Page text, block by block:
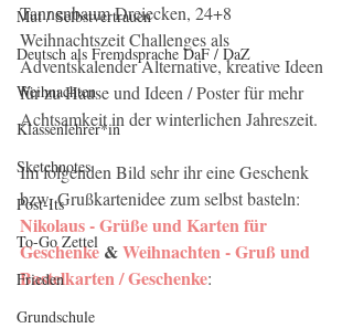
Mut / Selbstvertrauen
Deutsch als Fremdsprache DaF / DaZ
Weihnachten
Klassenlehrer*in
Sketchnotes
Post-Its
To-Go Zettel
Frieden
Grundschule
Tannenbaum Dreiecken, 24+8
Weihnachtszeit Challenges als
Adventskalender Alternative, kreative Ideen
für zu Hause und Ideen / Poster für mehr
Achtsamkeit in der winterlichen Jahreszeit.
Im folgenden Bild sehr ihr eine Geschenk
bzw. Grußkartenidee zum selbst basteln:
Nikolaus - Grüße und Karten für
Geschenke & Weihnachten - Gruß und
Bastelkarten / Geschenke: